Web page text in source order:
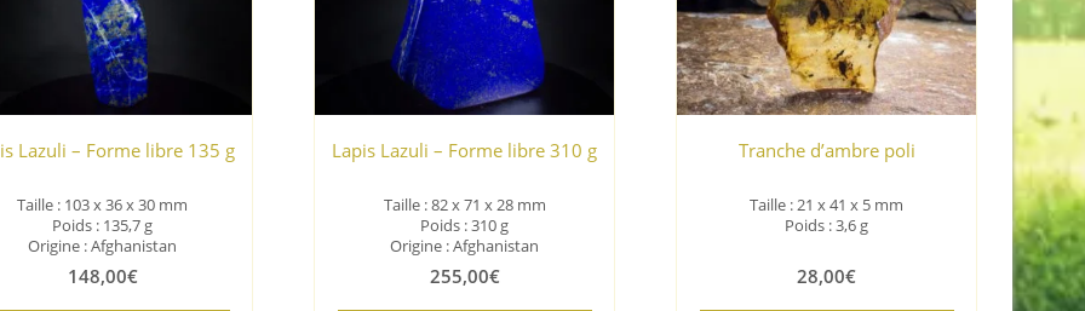
Lazuli – Forme libre 135 g
Taille : 103 x 36 x 30 mm
Poids : 135,7 g
Origine : Afghanistan
148,00€
Lapis Lazuli – Forme libre 310 g
Taille : 82 x 71 x 28 mm
Poids : 310 g
Origine : Afghanistan
255,00€
Tranche d’ambre poli
Taille : 21 x 41 x 5 mm
Poids : 3,6 g
28,00€